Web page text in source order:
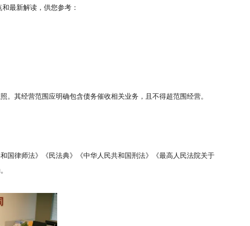
最新解读，供您参考：
其经营范围应明确包含债务催收相关业务，且不得超范围经营。
律师法》《民法典》《中华人民共和国刑法》《最高人民法院关于